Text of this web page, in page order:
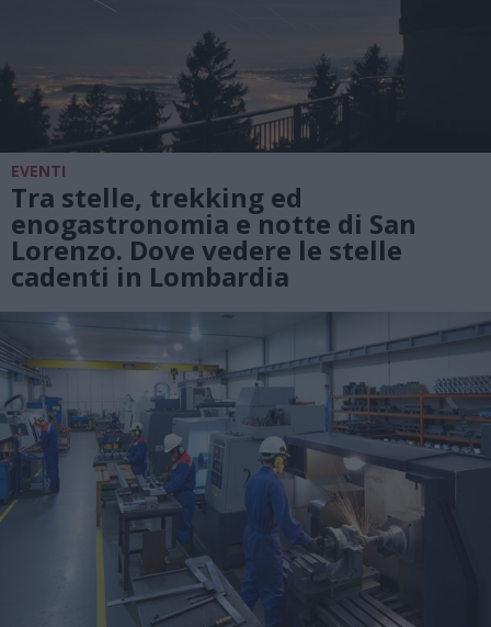
EVENTI
Tra stelle, trekking ed
enogastronomia e notte di San
Lorenzo. Dove vedere le stelle
cadenti in Lombardia